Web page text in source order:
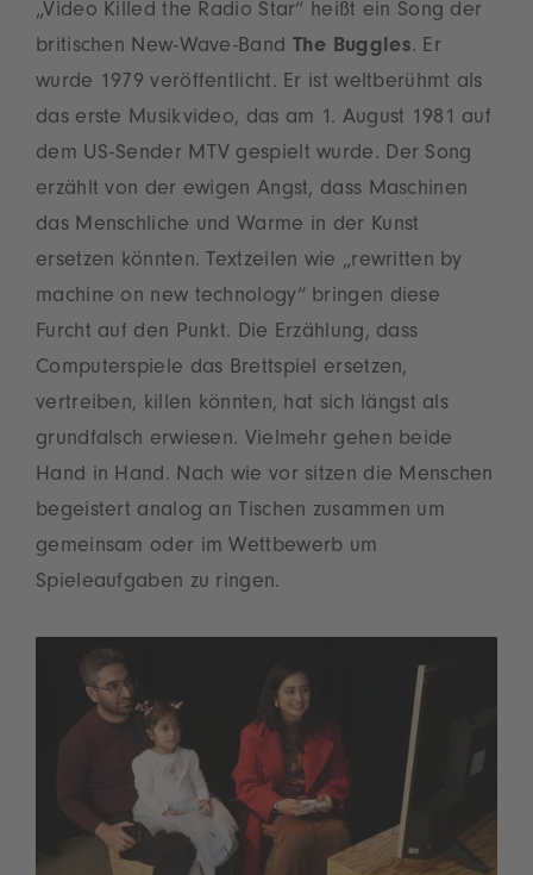
„Video Killed the Radio Star“ heißt ein Song der
britischen New-Wave-Band The Buggles. Er
wurde 1979 veröffentlicht. Er ist weltberühmt als
das erste Musikvideo, das am 1. August 1981 auf
dem US-Sender MTV gespielt wurde. Der Song
erzählt von der ewigen Angst, dass Maschinen
das Menschliche und Warme in der Kunst
ersetzen könnten. Textzeilen wie „rewritten by
machine on new technology“ bringen diese
Furcht auf den Punkt. Die Erzählung, dass
Computerspiele das Brettspiel ersetzen,
vertreiben, killen könnten, hat sich längst als
grundfalsch erwiesen. Vielmehr gehen beide
Hand in Hand. Nach wie vor sitzen die Menschen
begeistert analog an Tischen zusammen um
gemeinsam oder im Wettbewerb um
Spieleaufgaben zu ringen.